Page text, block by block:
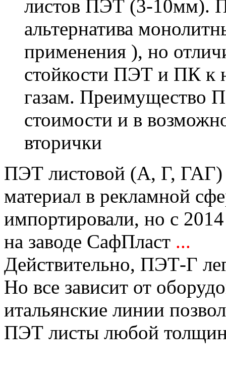
листов ПЭТ (3-10мм).
альтернатива
применения ), но
стойкости ПЭТ и ПК к
газам. Преимущество
стоимости и в
вторички
ПЭТ листовой (А, Г, ГАГ)
материал в рекламной
импортировали, но с
на заводе СафПласт ...
Действительно, ПЭТ-Г
Но все зависит от
итальянские линии
ПЭТ листы любой